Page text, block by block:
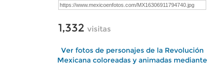
1,332 visitas
Ver fotos de personajes de la Revolución
Mexicana coloreadas y animadas mediante